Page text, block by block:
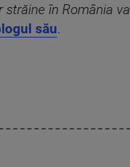
în România va
său.